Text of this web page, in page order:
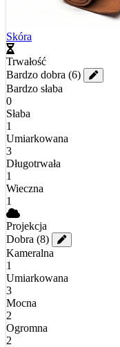
Skóra
Trwałość
Bardzo dobra (6)
Bardzo słaba
0
Słaba
1
Umiarkowana
3
Długotrwała
1
Wieczna
1
Projekcja
Dobra (8)
Kameralna
1
Umiarkowana
3
Mocna
2
Ogromna
2